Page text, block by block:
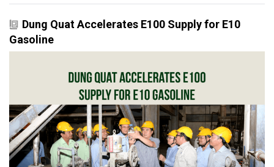
Dung Quat Accelerates E100 Supply for E10
Gasoline